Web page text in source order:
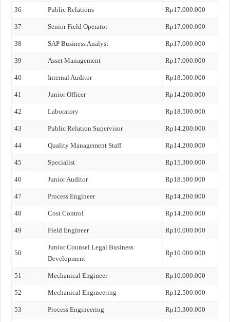
36 Public Relations Rp17.000.000
37 Senior Field Operator Rp17.000.000
38 SAP Business Analyst Rp17.000.000
39 Asset Management Rp17.000.000
40 Internal Auditor Rp18.500.000
41 Junior Officer Rp14.200.000
42 Laboratory Rp18.500.000
43 Public Relation Supervisor Rp14.200.000
44 Quality Management Staff Rp14.200.000
45 Specialist Rp15.300.000
46 Junior Auditor Rp18.500.000
47 Process Engineer Rp14.200.000
48 Cost Control Rp14.200.000
49 Field Engineer Rp10.000.000
50
Junior Counsel Legal Business
Development
Rp10.000.000
51 Mechanical Engineer Rp10.000.000
52 Mechanical Engineering Rp12.500.000
53 Process Engineering Rp15.300.000